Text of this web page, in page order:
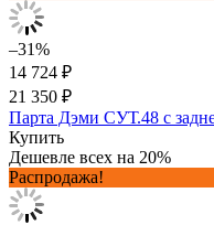
–31%
14 724 ₽
21 350 ₽
Парта Дэми СУТ.48 с
Купить
Дешевле всех на 20%
Распродажа!